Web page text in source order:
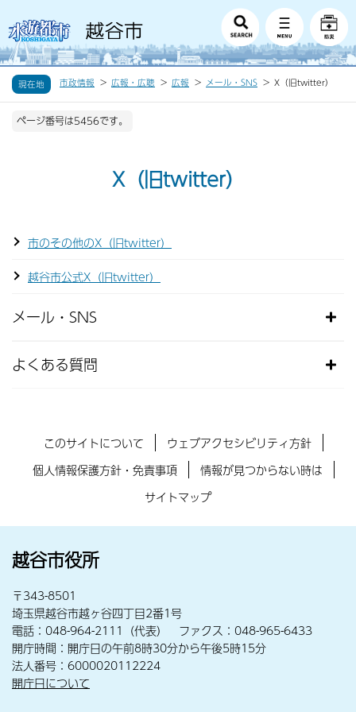
現在地 市政情報 広報・広聴 広報 メール・SNS X（旧twitter）
ページ番号は5456です。
X（旧twitter）
市のその他のX（旧twitter）
越谷市公式X（旧twitter）
メール・SNS
よくある質問
このサイトについて
ウェブアクセシビリティ方針
個人情報保護方針・免責事項
情報が見つからない時は
サイトマップ
越谷市役所
〒343-8501
埼玉県越谷市越ヶ谷四丁目2番1号
電話：048-964-2111（代表） ファクス：048-965-6433
開庁時間：開庁日の午前8時30分から午後5時15分
法人番号：6000020112224
開庁日について